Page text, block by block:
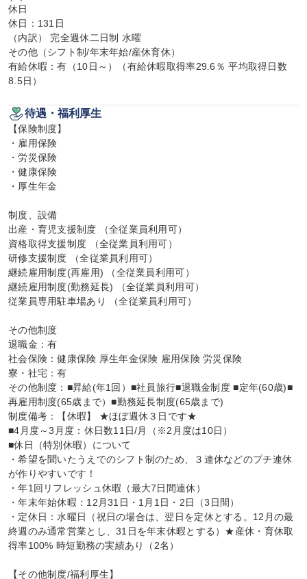
休日
休日：131日
（内訳） 完全週休二日制 水曜
その他（シフト制/年末年始/産休育休）
有給休暇：有（10日～）（有給休暇取得率29.6％ 平均取得日数
8.5日）
待遇・福利厚生
【保険制度】
・雇用保険
・労災保険
・健康保険
・厚生年金
制度、設備
出産・育児支援制度 （全従業員利用可）
資格取得支援制度 （全従業員利用可）
研修支援制度 （全従業員利用可）
継続雇用制度(再雇用) （全従業員利用可）
継続雇用制度(勤務延長) （全従業員利用可）
従業員専用駐車場あり （全従業員利用可）
その他制度
退職金：有
社会保険：健康保険 厚生年金保険 雇用保険 労災保険
寮・社宅：有
その他制度：■昇給(年1回）■社員旅行■退職金制度 ■定年(60歳)■
再雇用制度(65歳まで）■勤務延長制度(65歳まで)
制度備考：【休暇】 ★ほぼ週休３日です★
■4月度～3月度：休日数11日/月（※2月度は10日）
■休日（特別休暇）について
・希望を聞いたうえでのシフト制のため、３連休などのプチ連休
が作りやすいです！
・年1回リフレッシュ休暇（最大7日間連休）
・年末年始休暇：12月31日・1月1日・2日（3日間）
・定休日：水曜日（祝日の場合は、翌日を定休とする。12月の最
終週のみ通常営業とし、31日を年末休暇とする）★産休・育休取
得率100% 時短勤務の実績あり（2名）
【その他制度/福利厚生】